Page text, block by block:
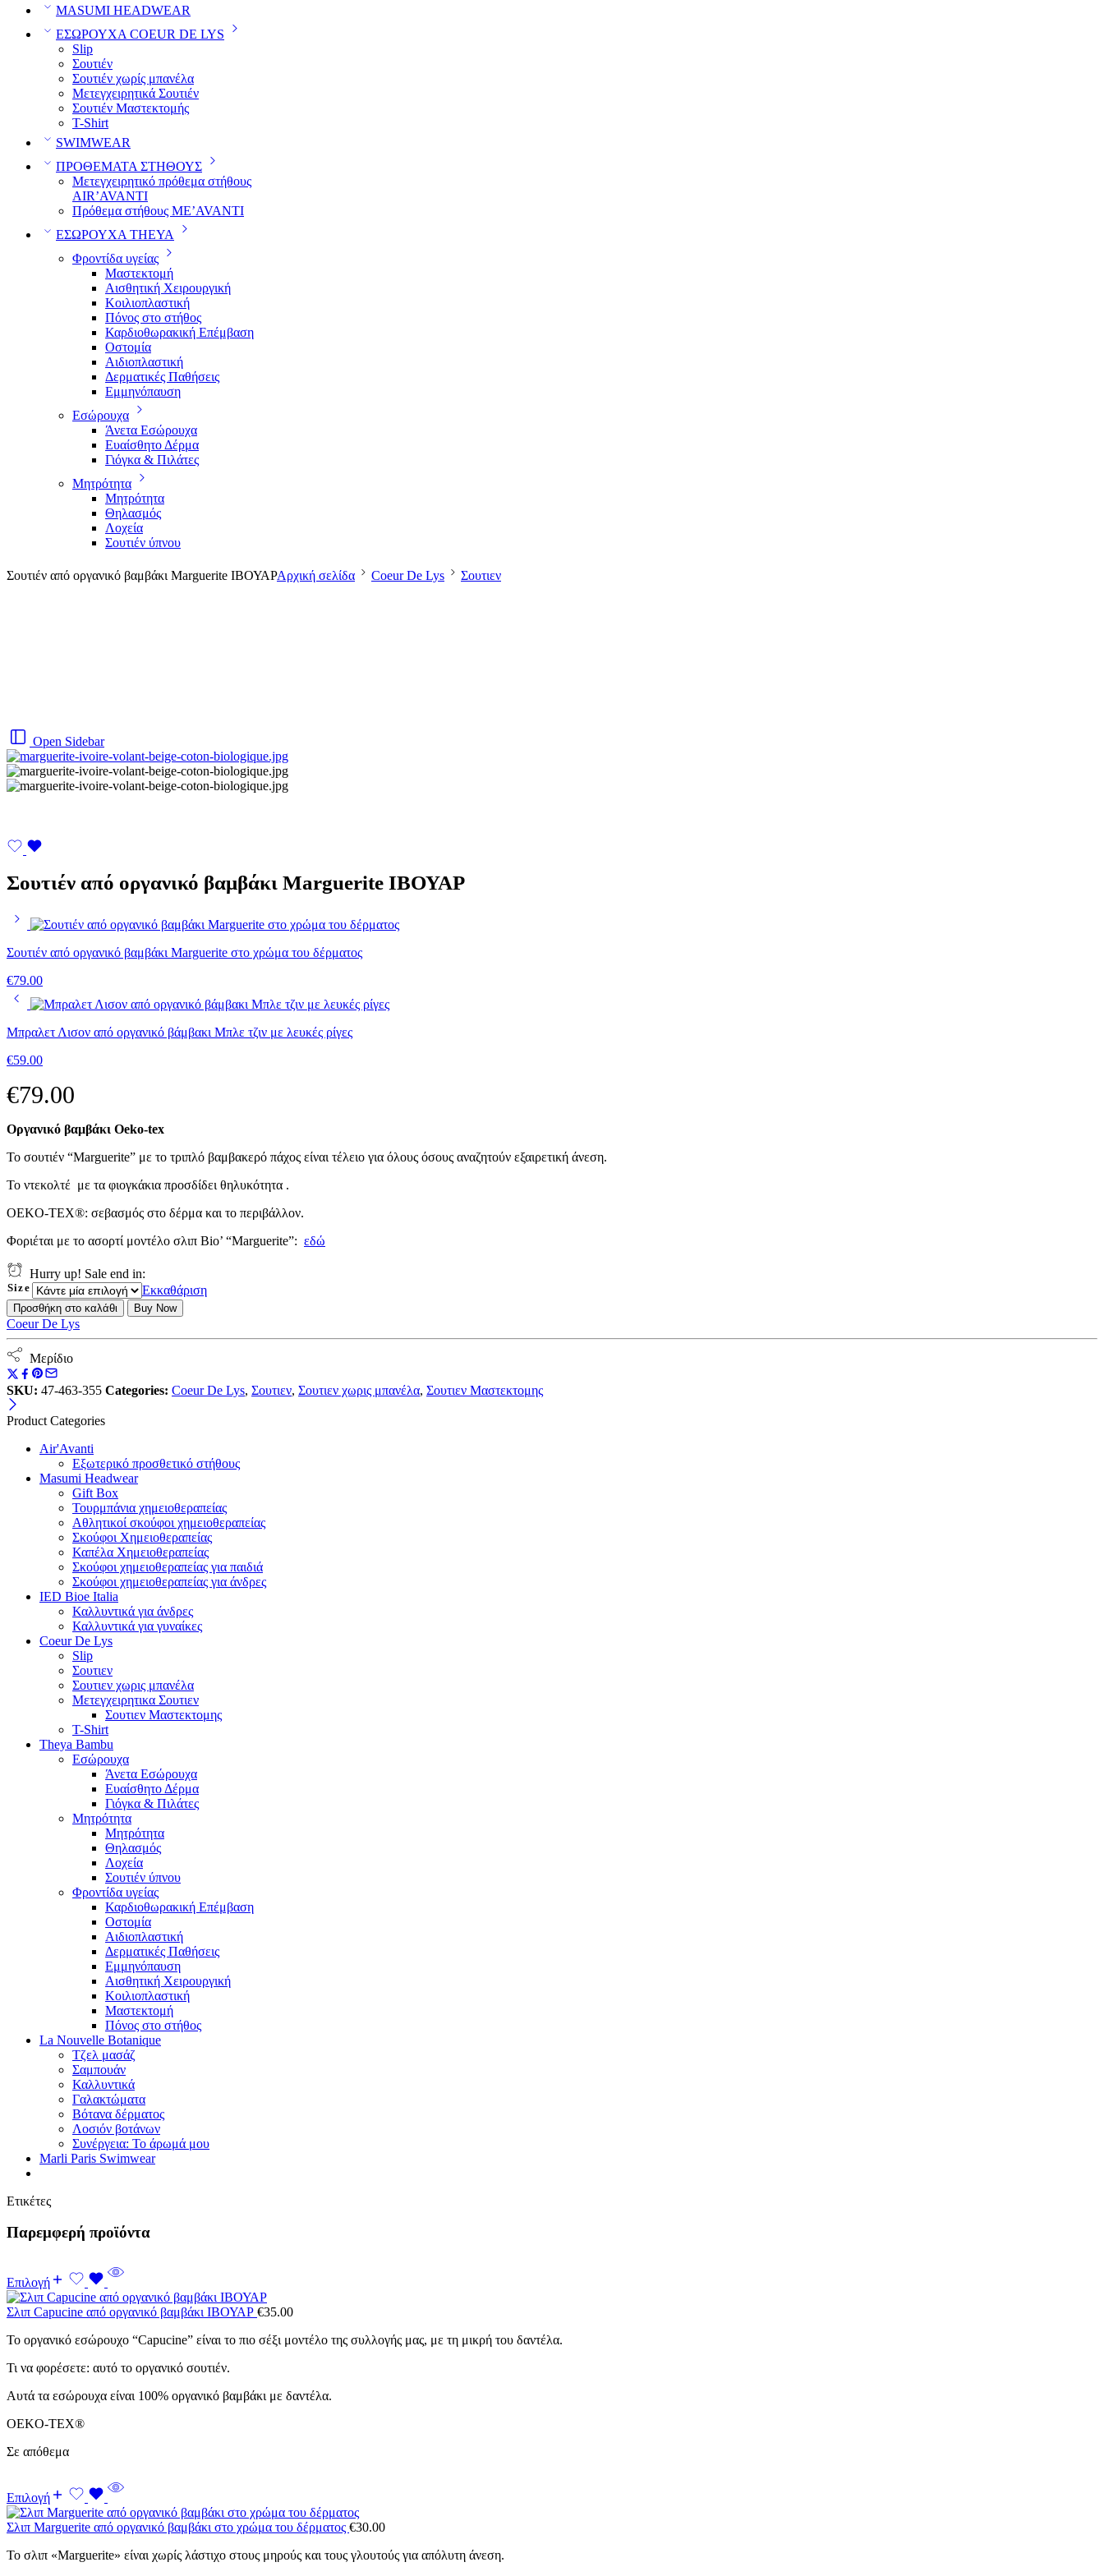
MASUMI HEADWEAR
ΕΣΩΡΟΥΧΑ COEUR DE LYS
Slip
Σουτιέν
Σουτιέν χωρίς μπανέλα
Μετεγχειρητικά Σουτιέν
Σουτιέν Μαστεκτομής
T-Shirt
SWIMWEAR
ΠΡΟΘΕΜΑΤΑ ΣΤΗΘΟΥΣ
Μετεγχειρητικό πρόθεμα στήθους
AIR’AVANTI
Πρόθεμα στήθους ME’AVANTI
ΕΣΩΡΟΥΧΑ THEYA
Φροντίδα υγείας
Μαστεκτομή
Αισθητική Χειρουργική
Κοιλιοπλαστική
Πόνος στο στήθος
Καρδιοθωρακική Επέμβαση
Οστομία
Αιδιοπλαστική
Δερματικές Παθήσεις
Εμμηνόπαυση
Εσώρουχα
Άνετα Εσώρουχα
Ευαίσθητο Δέρμα
Γιόγκα & Πιλάτες
Μητρότητα
Μητρότητα
Θηλασμός
Λοχεία
Σουτιέν ύπνου
Σουτιέν από οργανικό βαμβάκι Marguerite ΙΒΟΥΑΡΑρχική σελίδα Coeur De Lys Σουτιεν
Open Sidebar
Σουτιέν από οργανικό βαμβάκι Marguerite ΙΒΟΥΑΡ
Σουτιέν από οργανικό βαμβάκι Marguerite στο χρώμα του δέρματος
€79.00
Μπραλετ Λισον από οργανικό βάμβακι Μπλε τζιν με λευκές ρίγες
€59.00
€79.00
Οργανικό βαμβάκι Oeko-tex
Το σουτιέν “Marguerite” με το τριπλό βαμβακερό πάχος είναι τέλειο για όλους όσους αναζητούν εξαιρετική άνεση.
Το ντεκολτέ με τα φιογκάκια προσδίδει θηλυκότητα .
OEKO-TEX®: σεβασμός στο δέρμα και το περιβάλλον.
Φοριέται με το ασορτί μοντέλο σλιπ Bio’ “Marguerite”: εδώ
Hurry up! Sale end in:
Size
Εκκαθάριση
Σουτιέν
από
οργανικό
βαμβάκι
Marguerite
ΙΒΟΥΑΡ
quantity
Προσθήκη στο καλάθι Buy Now
Coeur De Lys
Μερίδιο
SKU: 47-463-355 Categories: Coeur De Lys, Σουτιεν, Σουτιεν χωρις μπανέλα, Σουτιεν Μαστεκτομης
Product Categories
Air'Avanti
Εξωτερικό προσθετικό στήθους
Masumi Headwear
Gift Box
Τουρμπάνια χημειοθεραπείας
Αθλητικοί σκούφοι χημειοθεραπείας
Σκούφοι Χημειοθεραπείας
Καπέλα Χημειοθεραπείας
Σκούφοι χημειοθεραπείας για παιδιά
Σκούφοι χημειοθεραπείας για άνδρες
IED Bioe Italia
Καλλυντικά για άνδρες
Καλλυντικά για γυναίκες
Coeur De Lys
Slip
Σουτιεν
Σουτιεν χωρις μπανέλα
Μετεγχειρητικα Σουτιεν
Σουτιεν Μαστεκτομης
T-Shirt
Theya Bambu
Εσώρουχα
Άνετα Εσώρουχα
Ευαίσθητο Δέρμα
Γιόγκα & Πιλάτες
Μητρότητα
Μητρότητα
Θηλασμός
Λοχεία
Σουτιέν ύπνου
Φροντίδα υγείας
Καρδιοθωρακική Επέμβαση
Οστομία
Αιδιοπλαστική
Δερματικές Παθήσεις
Εμμηνόπαυση
Αισθητική Χειρουργική
Κοιλιοπλαστική
Μαστεκτομή
Πόνος στο στήθος
La Nouvelle Botanique
Τζελ μασάζ
Σαμπουάν
Καλλυντικά
Γαλακτώματα
Βότανα δέρματος
Λοσιόν βοτάνων
Συνέργεια: Το άρωμά μου
Marli Paris Swimwear
Ετικέτες
Παρεμφερή προϊόντα
Επιλογή
Σλιπ Capucine από οργανικό βαμβάκι ΙΒΟΥΑΡ €35.00
Το οργανικό εσώρουχο “Capucine” είναι το πιο σέξι μοντέλο της συλλογής μας, με τη μικρή του δαντέλα.
Τι να φορέσετε: αυτό το οργανικό σουτιέν.
Αυτά τα εσώρουχα είναι 100% οργανικό βαμβάκι με δαντέλα.
OEKO-TEX®
Σε απόθεμα
Επιλογή
Σλιπ Marguerite από οργανικό βαμβάκι στο χρώμα του δέρματος €30.00
Το σλιπ «Marguerite» είναι χωρίς λάστιχο στους μηρούς και τους γλουτούς για απόλυτη άνεση.